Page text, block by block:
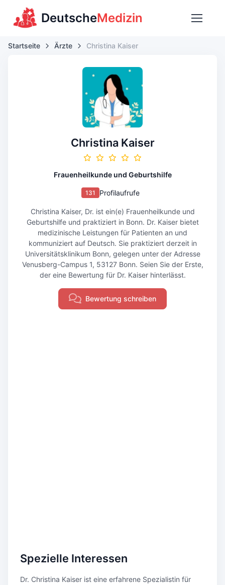
DeutscheMedizin
Startseite Ärzte Christina Kaiser
Christina Kaiser
Frauenheilkunde und Geburtshilfe
131 Profilaufrufe
Christina Kaiser, Dr. ist ein(e) Frauenheilkunde und
Geburtshilfe und praktiziert in Bonn. Dr. Kaiser bietet
medizinische Leistungen für Patienten an und
kommuniziert auf Deutsch. Sie praktiziert derzeit in
Universitätsklinikum Bonn, gelegen unter der Adresse
Venusberg-Campus 1, 53127 Bonn. Seien Sie der Erste,
der eine Bewertung für Dr. Kaiser hinterlässt.
Bewertung schreiben
Spezielle Interessen
Dr. Christina Kaiser ist eine erfahrene Spezialistin für